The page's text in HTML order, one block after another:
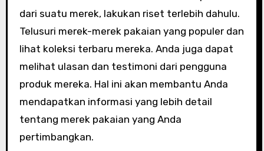
dari suatu merek, lakukan riset terlebih dahulu.
Telusuri merek-merek pakaian yang populer dan
lihat koleksi terbaru mereka. Anda juga dapat
melihat ulasan dan testimoni dari pengguna
produk mereka. Hal ini akan membantu Anda
mendapatkan informasi yang lebih detail
tentang merek pakaian yang Anda
pertimbangkan.